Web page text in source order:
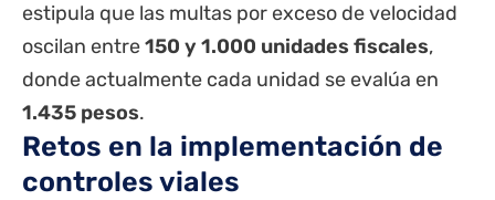
estipula que las multas por exceso de velocidad
oscilan entre150 y 1.000 unidades fiscales,
donde actualmente cada unidad se evalúa en
1.435 pesos.
Retos en la implementación de
controles viales